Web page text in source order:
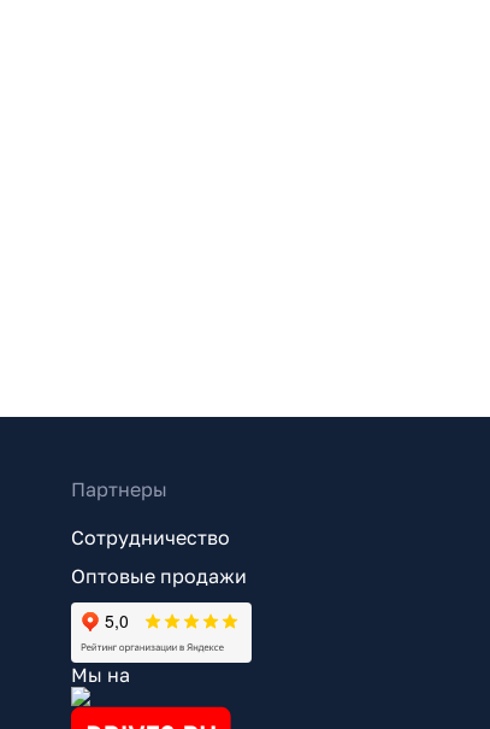
Партнеры
Сотрудничество
Оптовые продажи
Мы на